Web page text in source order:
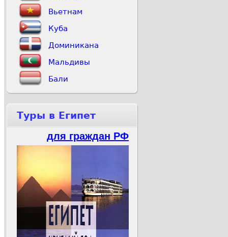
Вьетнам
Куба
Доминикана
Мальдивы
Бали
Туры в Египет
для граждан РФ